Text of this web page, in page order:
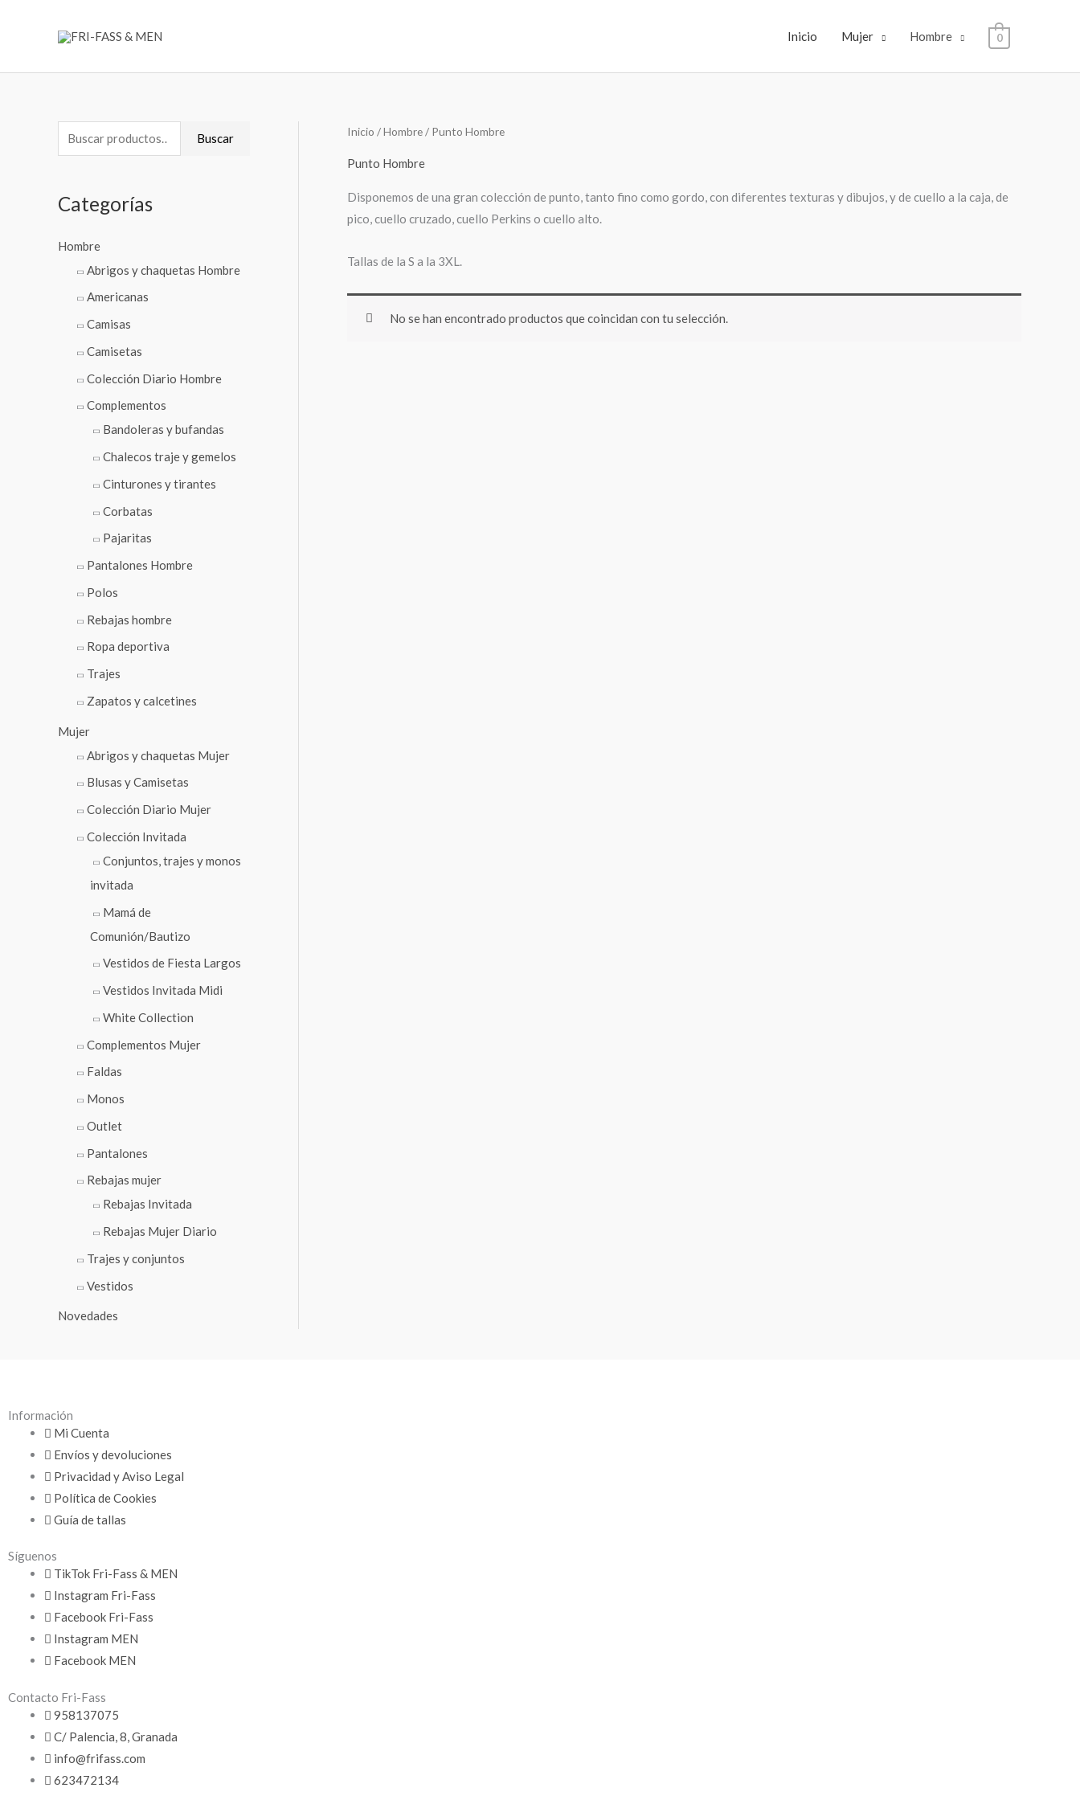
Inicio Mujer Hombre 0
u
c
r
Buscar
Categorías
Hombre
Abrigos y chaquetas Hombre
Americanas
Camisas
Camisetas
Colección Diario Hombre
Complementos
Bandoleras y bufandas
Chalecos traje y gemelos
Cinturones y tirantes
Corbatas
Pajaritas
Pantalones Hombre
Polos
Rebajas hombre
Ropa deportiva
Trajes
Zapatos y calcetines
Mujer
Abrigos y chaquetas Mujer
Blusas y Camisetas
Colección Diario Mujer
Colección Invitada
Conjuntos, trajes y monos
invitada
Mamá de
Comunión/Bautizo
Vestidos de Fiesta Largos
Vestidos Invitada Midi
White Collection
Complementos Mujer
Faldas
Monos
Outlet
Pantalones
Rebajas mujer
Rebajas Invitada
Rebajas Mujer Diario
Trajes y conjuntos
Vestidos
Novedades
Inicio /Hombre/ Punto Hombre
Punto Hombre
Disponemos de una gran colección de punto, tanto fino como gordo, con diferentes texturas y dibujos, y de cuello a la caja, de
pico, cuello cruzado, cuello Perkins o cuello alto.
Tallas de la S a la 3XL.
No se han encontrado productos que coincidan con tu selección.
Información
Mi Cuenta
Envíos y devoluciones
Privacidad y Aviso Legal
Política de Cookies
Guía de tallas
Síguenos
TikTok Fri-Fass & MEN
Instagram Fri-Fass
Facebook Fri-Fass
Instagram MEN
Facebook MEN
Contacto Fri-Fass
958137075
C/ Palencia, 8, Granada
info@frifass.com
623472134